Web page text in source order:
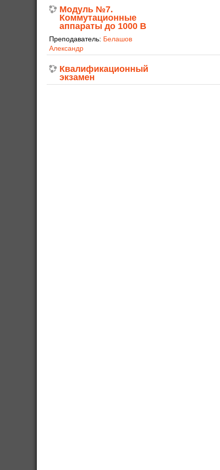
Модуль №7.
Коммутационные
аппараты до 1000 В
Преподаватель: Белашов
Александр
Квалификационный
экзамен